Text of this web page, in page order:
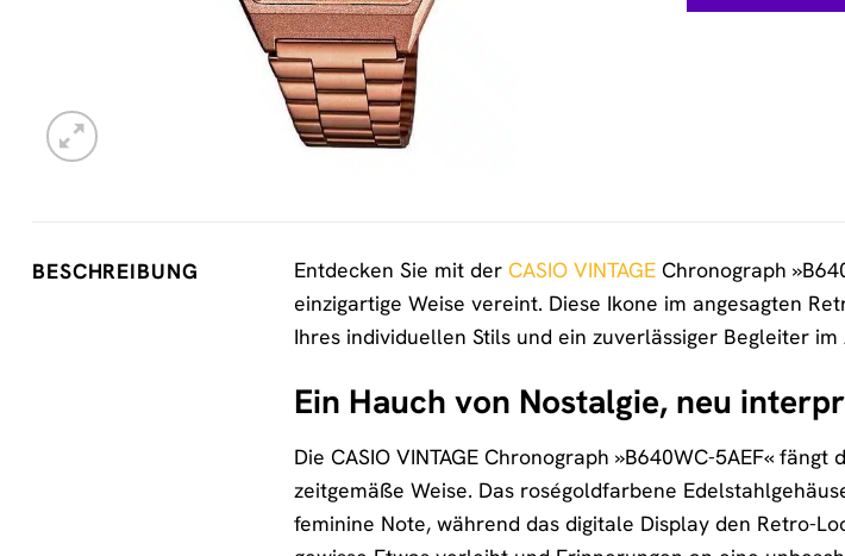
BESCHREIBUNG Entdecken Sie mit der CASIO VINTAGE Chronograph
einzigartige Weise vereint. Diese Ikone im angesagten
Ihres individuellen Stils und ein zuverlässiger Begleiter im
Ein Hauch von Nostalgie, neu
Die CASIO VINTAGE Chronograph »B640WC-5AEF«
zeitgemäße Weise. Das roségoldfarbene
feminine Note, während das digitale Display den Retro-